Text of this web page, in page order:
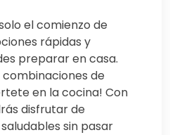
el comienzo de
rápidas y
preparar en casa.
combinaciones de
en la cocina! Con
disfrutar de
sin pasar